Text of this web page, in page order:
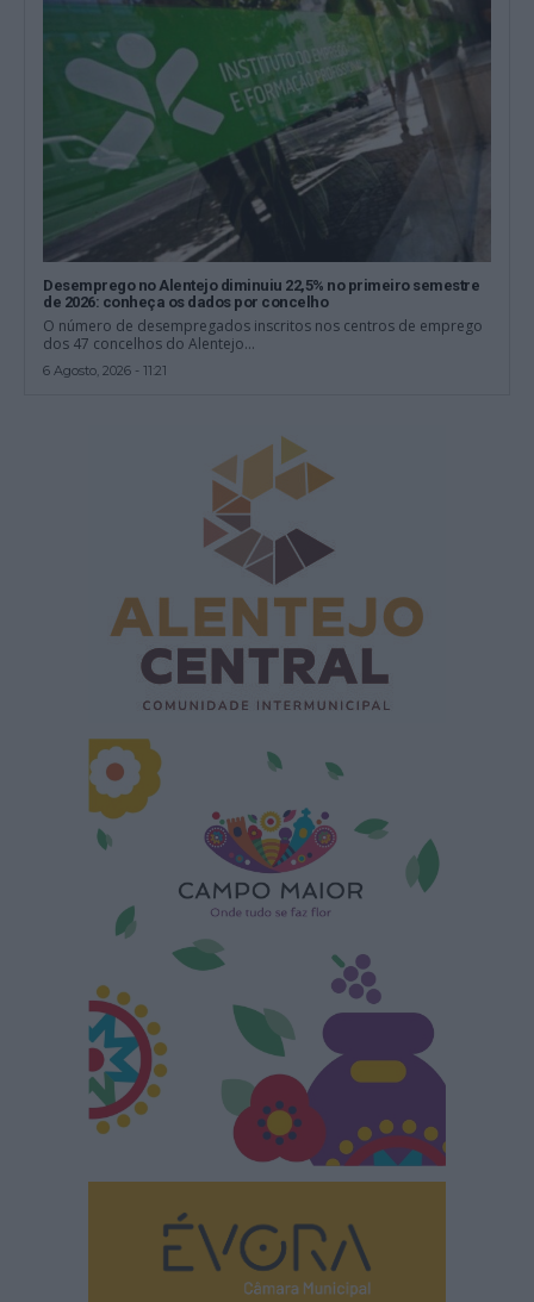
Desemprego no Alentejo diminuiu 22,5% no primeiro semestre
de 2026: conheça os dados por concelho
O número de desempregados inscritos nos centros de emprego
dos 47 concelhos do Alentejo...
6 Agosto, 2026 - 11:21